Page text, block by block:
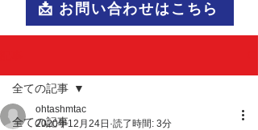
📩 お問い合わせはこちら
全ての記事
全ての記事
ohtashmtac
2020年12月24日 読了時間: 3分